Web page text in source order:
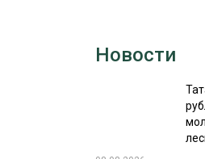
WOODEX-2021
СУШКА ДРЕВЕСИНЫ
Новости